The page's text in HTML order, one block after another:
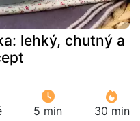
lehký, chutný a
5 min 30 min